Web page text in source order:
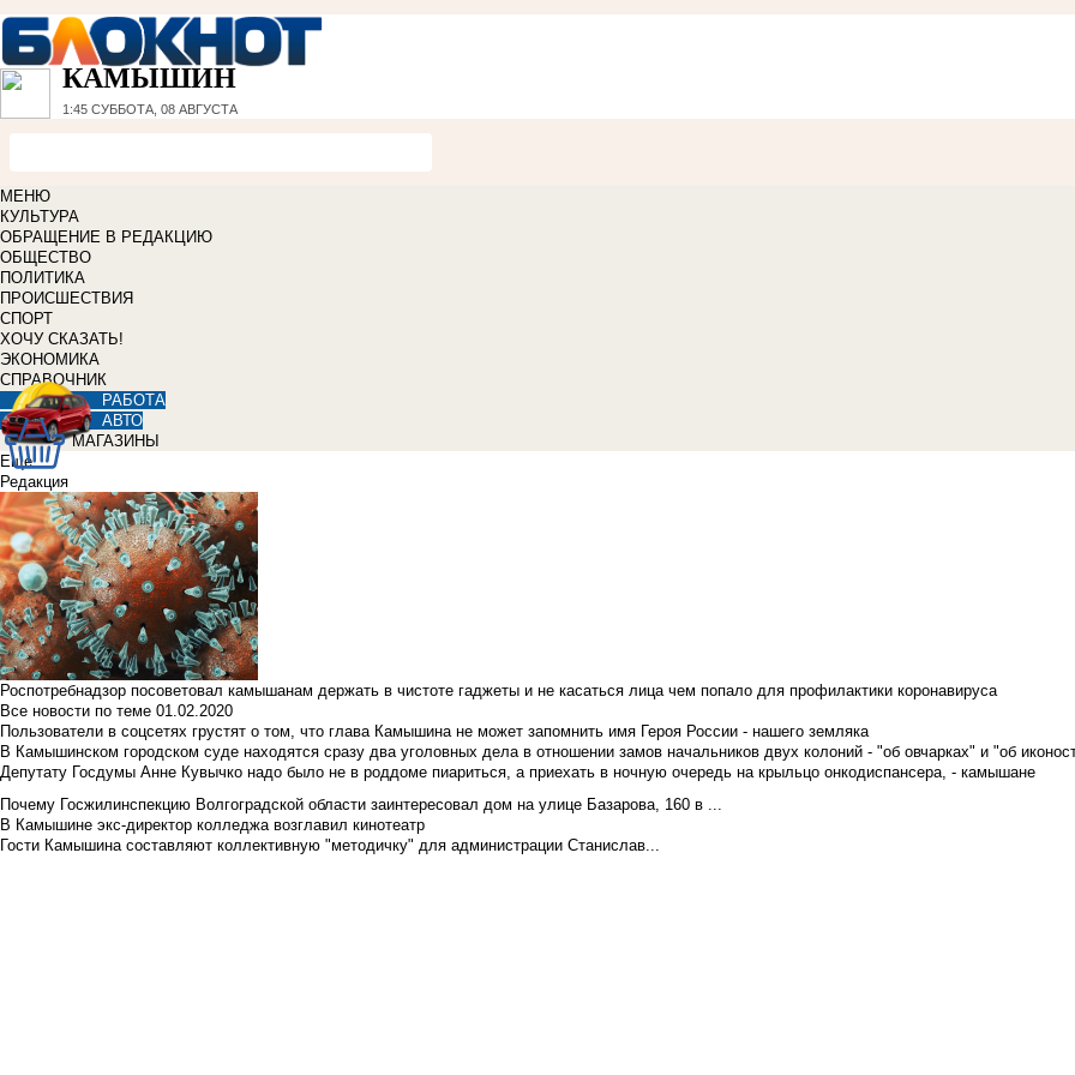
КАМЫШИН
1:45 СУББОТА, 08 АВГУСТА
МЕНЮ
КУЛЬТУРА
ОБРАЩЕНИЕ В РЕДАКЦИЮ
ОБЩЕСТВО
ПОЛИТИКА
ПРОИСШЕСТВИЯ
СПОРТ
ХОЧУ СКАЗАТЬ!
ЭКОНОМИКА
СПРАВОЧНИК
РАБОТА
АВТО
МАГАЗИНЫ
Еще
Редакция
Роспотребнадзор посоветовал камышанам держать в чистоте гаджеты и не касаться лица чем попало для профилактики коронавируса
Все новости по теме 01.02.2020
Пользователи в соцсетях грустят о том, что глава Камышина не может запомнить имя Героя России - нашего земляка
В Камышинском городском суде находятся сразу два уголовных дела в отношении замов начальников двух колоний - "об овчарках" и "об
Депутату Госдумы Анне Кувычко надо было не в роддоме пиариться, а приехать в ночную очередь на крыльцо онкодиспансера, - камышане
Почему Госжилинспекцию Волгоградской области заинтересовал дом на улице Базарова, 160 в ...
В Камышине экс-директор колледжа возглавил кинотеатр
Гости Камышина составляют коллективную "методичку" для администрации Станислав...